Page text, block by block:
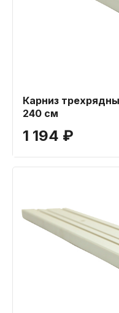
Карниз
240 см
1 194 ₽